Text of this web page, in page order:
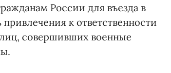
России для въезда в
к ответственности
совершивших военные